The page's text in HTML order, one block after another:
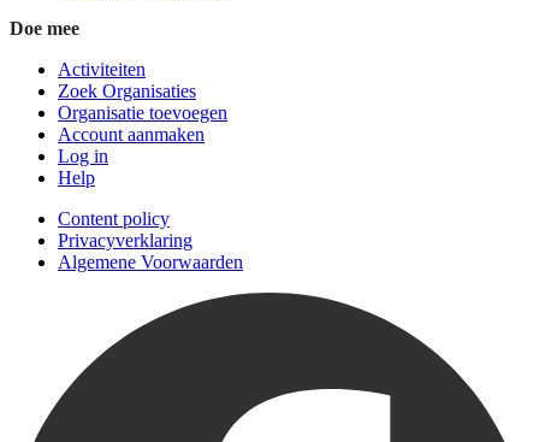
Doe mee
Activiteiten
Zoek Organisaties
Organisatie toevoegen
Account aanmaken
Log in
Help
Content policy
Privacyverklaring
Algemene Voorwaarden